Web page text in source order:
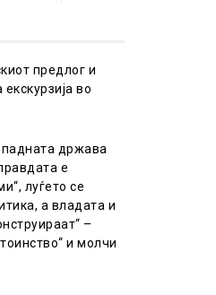
предлог и
во
држава
е
луѓето се
а владата и
–
и молчи